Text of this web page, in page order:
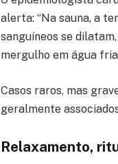
alerta: “Na sauna, a
sanguíneos se
mergulho em água
Casos raros, mas
geralmente
Relaxamento,